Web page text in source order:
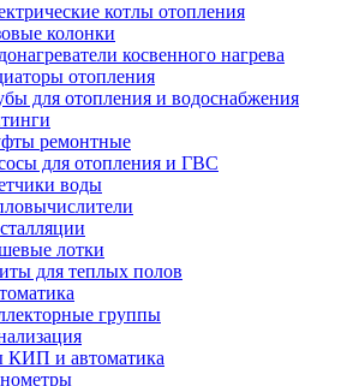
котлы отопления
колонки
косвенного нагрева
отопления
для отопления и водоснабжения
ремонтные
для отопления и ГВС
воды
лотки
для теплых полов
группы
КИП и автоматика